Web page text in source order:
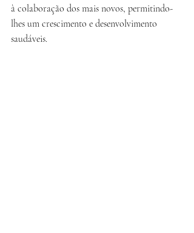
à colaboração dos mais novos, permitindo-
lhes um crescimento e desenvolvimento
saudáveis.